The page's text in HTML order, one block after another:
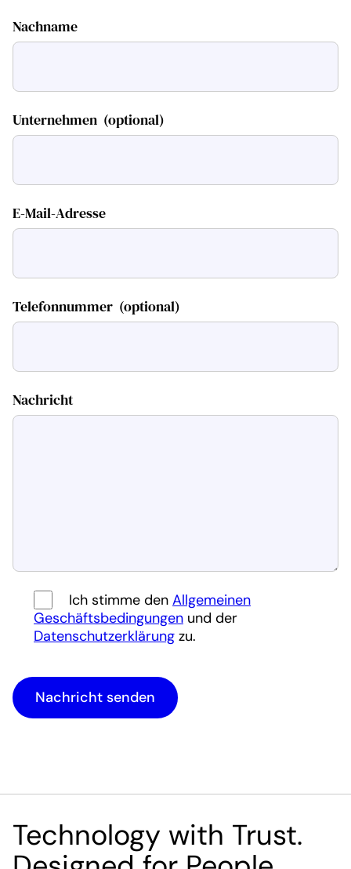
Nachname
Unternehmen (optional)
E-Mail-Adresse
Telefonnummer (optional)
Nachricht
Ich stimme den Allgemeinen
Geschäftsbedingungen und der
Datenschutzerklärung zu.
Nachricht senden
Technology with Trust.